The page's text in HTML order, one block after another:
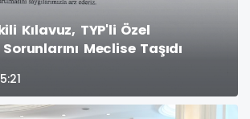
Kılavuz, TYP'li Özel
Meclise Taşıdı